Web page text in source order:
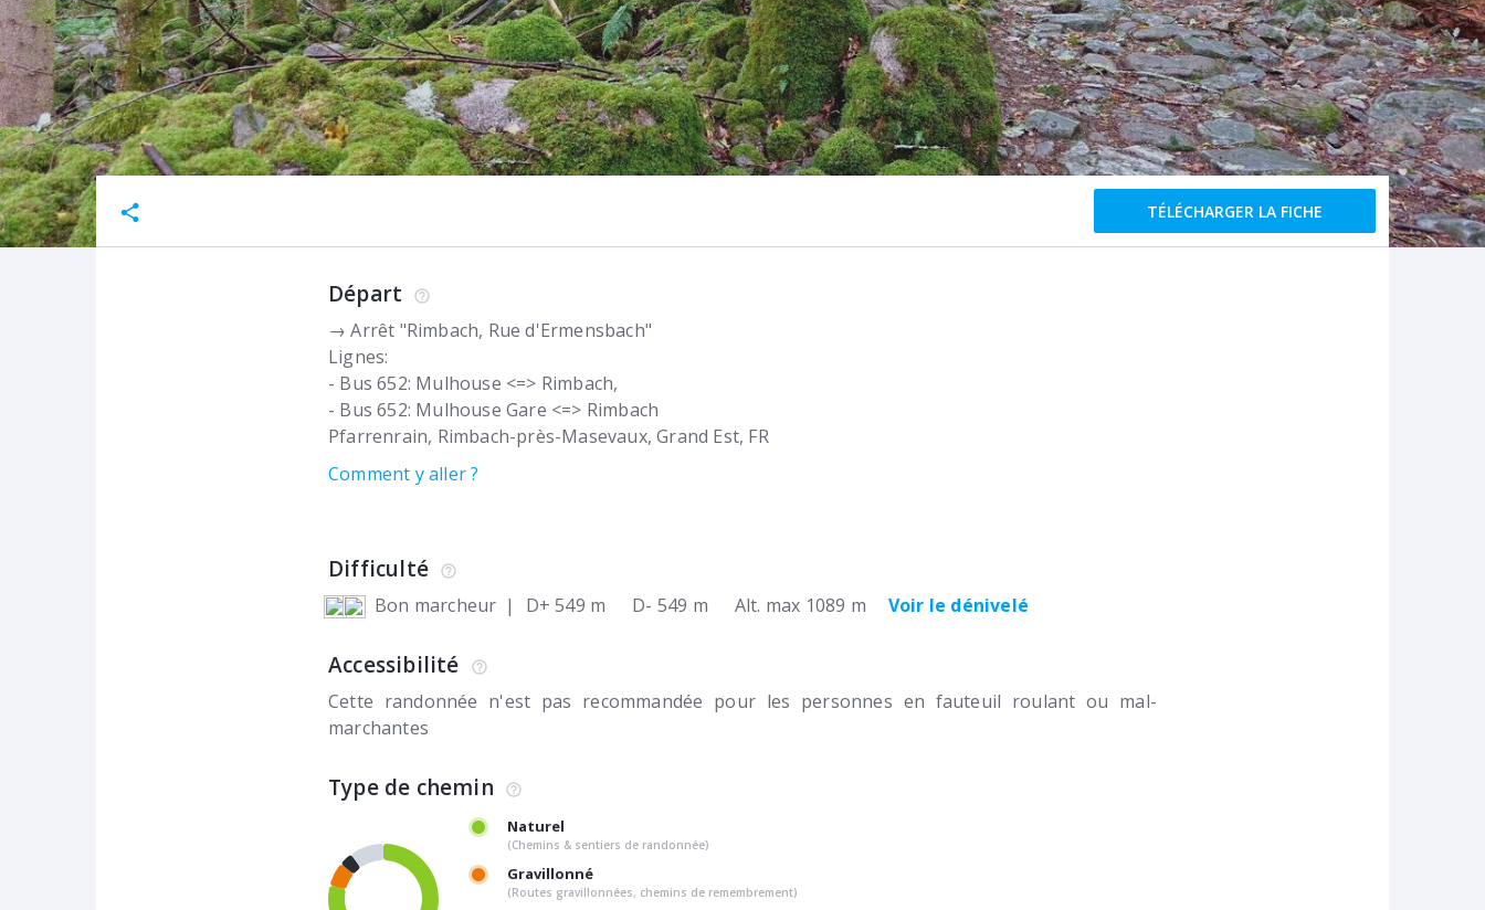
TÉLÉCHARGER LA FICHE
Départ
→ Arrêt "Rimbach, Rue d'Ermensbach"
Lignes:
- Bus 652: Mulhouse <=> Rimbach,
- Bus 652: Mulhouse Gare <=> Rimbach
Pfarrenrain Rimbach-près-Masevaux Grand Est FR
Comment y aller ?
Difficulté
Bon marcheur | D+ 549 m D- 549 m Alt. max 1089 m Voir le dénivelé
Accessibilité
Cette randonnée n'est pas recommandée pour les personnes en fauteuil roulant ou mal-
marchantes
Type de chemin
Naturel
(Chemins & sentiers de randonnée)
Gravillonné
(Routes gravillonnées, chemins de remembrement)